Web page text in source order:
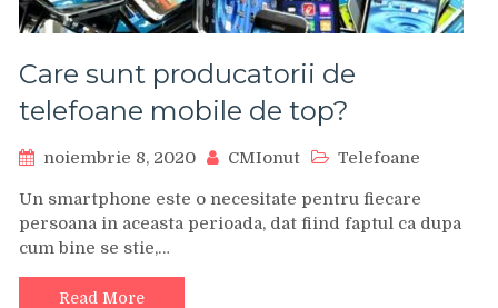
Care sunt producatorii de
telefoane mobile de top?
noiembrie 8, 2020 CMIonut Telefoane
Un smartphone este o necesitate pentru fiecare
persoana in aceasta perioada, dat fiind faptul ca dupa
cum bine se stie,…
Read More